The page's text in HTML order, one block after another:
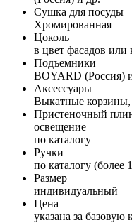
Сушка для посуды
Хромированная
Цоколь
в цвет фасадов или
Подъемники
BOYARD (Россия)
Аксессуары
Выкатные
Пристеночный
освещение
по каталогу
Ручки
по каталогу (более
Размер
индивидуальный
Цена
указана за